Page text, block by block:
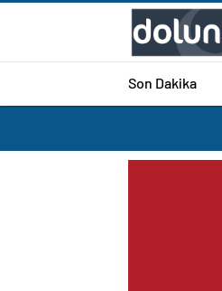
Son Dakika